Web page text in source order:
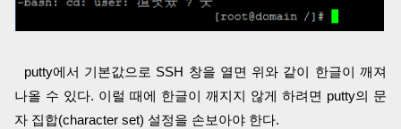
putty에서 기본값으로 SSH 창을 열면 위와 같이 한글이 깨져
나올 수 있다. 이럴 때에 한글이 깨지지 않게 하려면 putty의 문
자 집합(character set) 설정을 손보아야 한다.